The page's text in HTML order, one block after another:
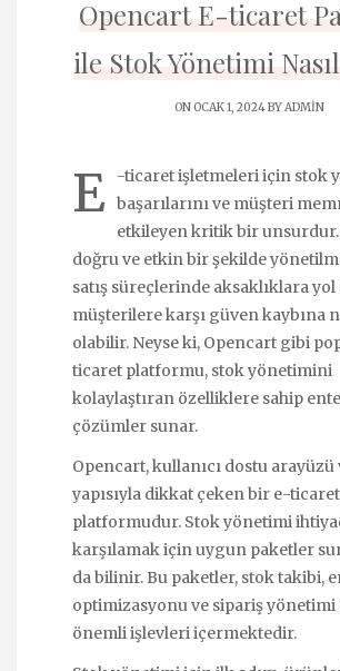
Opencart E-ticaret
ile Stok Yönetimi Nasıl
ON OCAK 1, 2024 BYADMIN
E
-ticaret işletmeleri için stok
başarılarını ve müşteri
etkileyen kritik bir
doğru ve etkin bir şekilde
satış süreçlerinde aksaklıklara
müşterilere karşı güven kaybına
olabilir. Neyse ki, Opencart gibi
ticaret platformu, stok yönetimini
kolaylaştıran özelliklere sahip
çözümler sunar.
Opencart, kullanıcı dostu arayüzü
yapısıyla dikkat çeken bir e-ticaret
platformudur. Stok yönetimi
karşılamak için uygun paketler
da bilinir. Bu paketler, stok takibi,
optimizasyonu ve sipariş
önemli işlevleri içermektedir.